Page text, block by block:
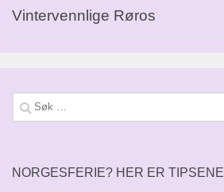
Vintervennlige Røros
Søk
etter:
NORGESFERIE? HER ER TIPSENE